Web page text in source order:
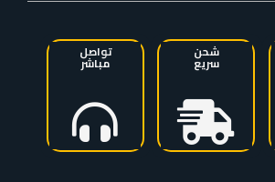
شحن
سريع
تواصل
مباشر